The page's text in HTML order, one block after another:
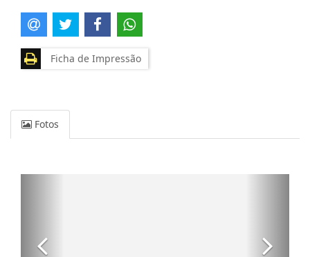
Ficha de Impressão
Fotos